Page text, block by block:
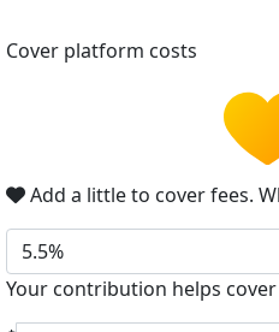
Cover platform costs
Add a little to cover fees.
5.5%
Your contribution helps